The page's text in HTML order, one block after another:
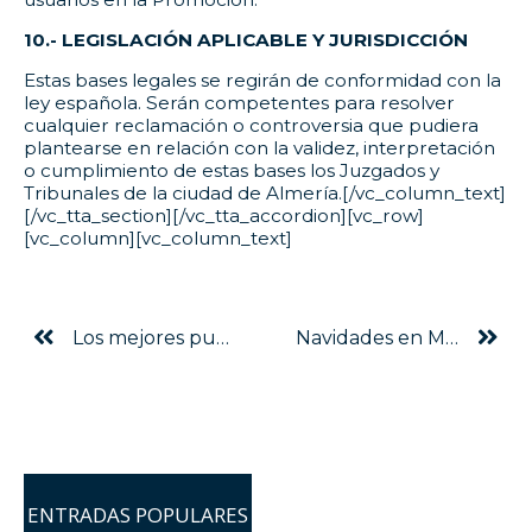
10.- LEGISLACIÓN APLICABLE Y JURISDICCIÓN
Estas bases legales se regirán de conformidad con la
ley española. Serán competentes para resolver
cualquier reclamación o controversia que pudiera
plantearse en relación con la validez, interpretación
o cumplimiento de estas bases los Juzgados y
Tribunales de la ciudad de Almería.[/vc_column_text]
[/vc_tta_section][/vc_tta_accordion][vc_row]
[vc_column][vc_column_text]
Los mejores pueblos de Almería para visitar este invierno Navidades en Málaga: los mejores planes para hacer en estas fiestas
ENTRADAS POPULARES